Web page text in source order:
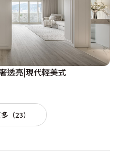
透亮|現代輕美式
（23）